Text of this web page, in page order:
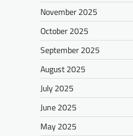
November 2025
October 2025
September 2025
August 2025
July 2025
June 2025
May 2025